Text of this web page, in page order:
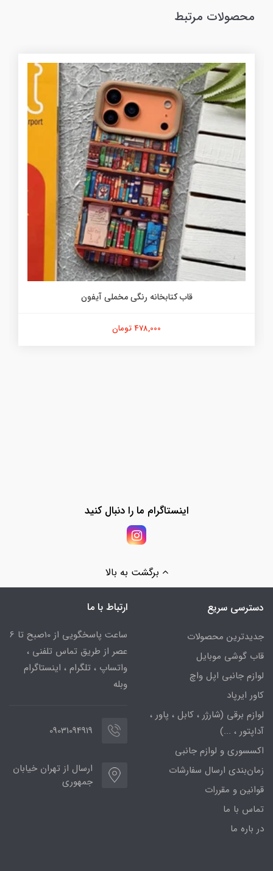
محصولات مرتبط
قاب کتابخانه رنگی مخملی آیفون
478,000 تومان
اینستاگرام ما را دنبال کنید
برگشت به بالا
دسترسی سریع
جدیدترین محصولات
قاب گوشی موبایل
لوازم جانبی اپل واچ
کاور ایرپاد
لوازم برقی (شارژر ، کابل ، پاور ،
آداپتور ، ...)
اکسسوری و لوازم جانبی
زمان‌بندی ارسال سفارشات
قوانین و مقررات
تماس با ما
در باره ما
ارتباط با ما
ساعت پاسخگویی از 10صبح تا 6
عصر از طریق تماس تلفنی ،
واتساپ ، تلگرام ، اینستاگرام
وبله
09031094919
ارسال از تهران خیابان
جمهوری